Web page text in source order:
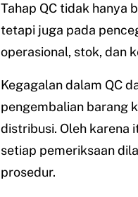
Tahap QC tidak hanya
tetapi juga pada
operasional, stok, dan
Kegagalan dalam QC
pengembalian barang
distribusi. Oleh karena
setiap pemeriksaan
prosedur.